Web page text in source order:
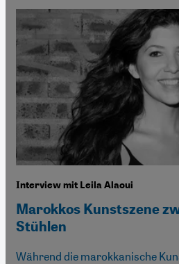
Interview mit Leila Alaoui
Marokkos Kunstszene
Stühlen
Während die marokkanische